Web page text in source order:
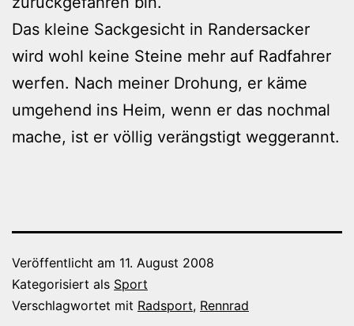
Das kleine Sackgesicht in Randersacker
wird wohl keine Steine mehr auf Radfahrer
werfen. Nach meiner Drohung, er käme
umgehend ins Heim, wenn er das nochmal
mache, ist er völlig verängstigt weggerannt.
Veröffentlicht am 11. August 2008
Kategorisiert als Sport
Verschlagwortet mit Radsport, Rennrad